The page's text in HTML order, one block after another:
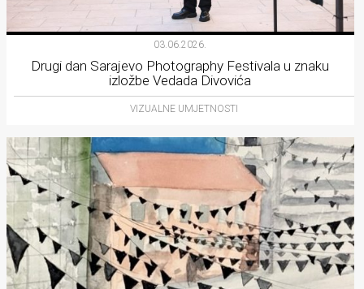
03.06.2026.
Drugi dan Sarajevo Photography Festivala u znaku
izložbe Vedada Divovića
VIZUALNE UMJETNOSTI